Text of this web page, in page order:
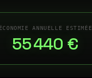
ÉCONOMIE ANNUELLE ESTIMÉE
55 440 €